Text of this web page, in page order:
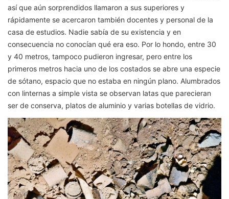
así que aún sorprendidos llamaron a sus superiores y
rápidamente se acercaron también docentes y personal de la
casa de estudios. Nadie sabía de su existencia y en
consecuencia no conocían qué era eso. Por lo hondo, entre 30
y 40 metros, tampoco pudieron ingresar, pero entre los
primeros metros hacia uno de los costados se abre una especie
de sótano, espacio que no estaba en ningún plano. Alumbrados
con linternas a simple vista se observan latas que parecieran
ser de conserva, platos de aluminio y varias botellas de vidrio.